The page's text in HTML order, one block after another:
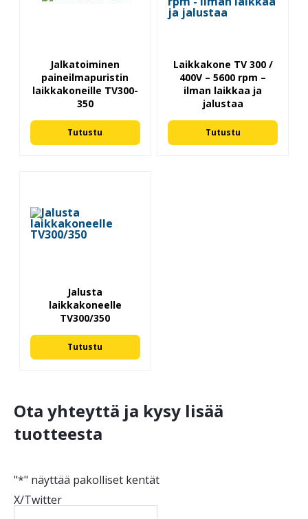
Jalkatoiminen
paineilmapuristin
laikkakoneille TV300-
350
Tutustu
Laikkakone TV 300 /
400V – 5600 rpm –
ilman laikkaa ja
jalustaa
Tutustu
Jalusta
laikkakoneelle
TV300/350
Tutustu
Ota yhteyttä ja kysy lisää
tuotteesta
"*" näyttää pakolliset kentät
X/Twitter